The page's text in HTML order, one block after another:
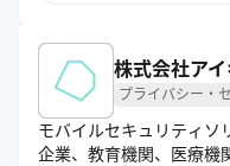
株式会社ア
プライバシー・
モバイルセキュリティソ
企業、教育機関、医療機